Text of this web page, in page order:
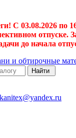
С 03.08.2026 по
отпуске.
до начала
Найти